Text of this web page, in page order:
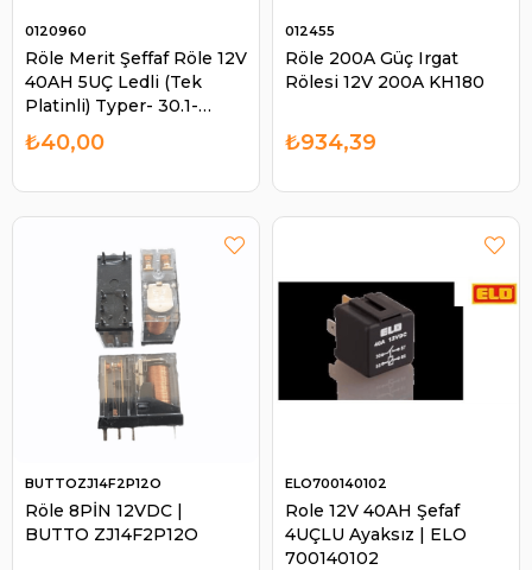
Röle Merit Şeffaf Röle 12V
40AH 5UÇ Ledli (Tek
Platinli) Typer- 30.1-
0607/12 Vb 1033
0120960
₺40,00
Röle 200A Güç Irgat
Rölesi 12V 200A KH180
012455
₺934,39
Röle 8PİN 12VDC |
BUTTO ZJ14F2P12O
BUTTOZJ14F2P12O
Role 12V 40AH Şefaf
4UÇLU Ayaksız | ELO
700140102
ELO700140102